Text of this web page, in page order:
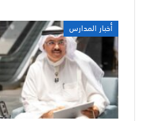
أخبار المدارس